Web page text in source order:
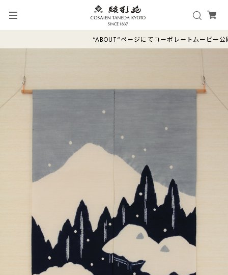
“ABOUT“ページにてコーポレートムービ